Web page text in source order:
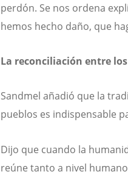
perdón. Se nos ordena
hemos hecho daño, que
La reconciliación entre
Sandmel añadió que la
pueblos es indispensable
Dijo que cuando la
reúne tanto a nivel